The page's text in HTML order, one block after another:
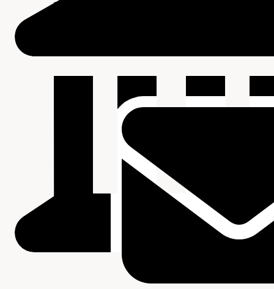
Beschrijving van de series en archiefbestanddelen